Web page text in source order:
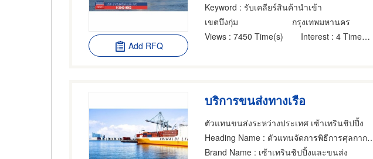
Add RFQ
Keyword : รับเคลียร์สินค้านําเข้า
เขตบึงกุ่ม
กรุงเทพมหานคร
Views : 7450 Time(s) Interest : 4 Time(s)
บริการขนส่งทางเรือ
ตัวแทนขนส่งระหว่างประเทศ เซ้าเทรินชิปปิ้ง
Heading Name : ตัวแทนจัดการพิธีการศุลกากร,ที่ปรึกษาการขนส่งและบริการเรือเดินทะเล,บริษัทตัวแทนเรือเดินทะเล
Brand Name : เซ้าเทรินชิปปิ้งและขนส่ง